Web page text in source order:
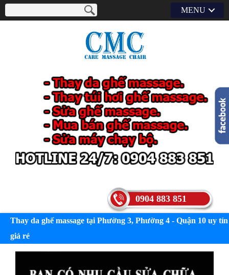
MENU
0904 883 851
Thay da ghế massage tại Phường 3, Phường 4 - Quận 10 uy tín
giá rẻ